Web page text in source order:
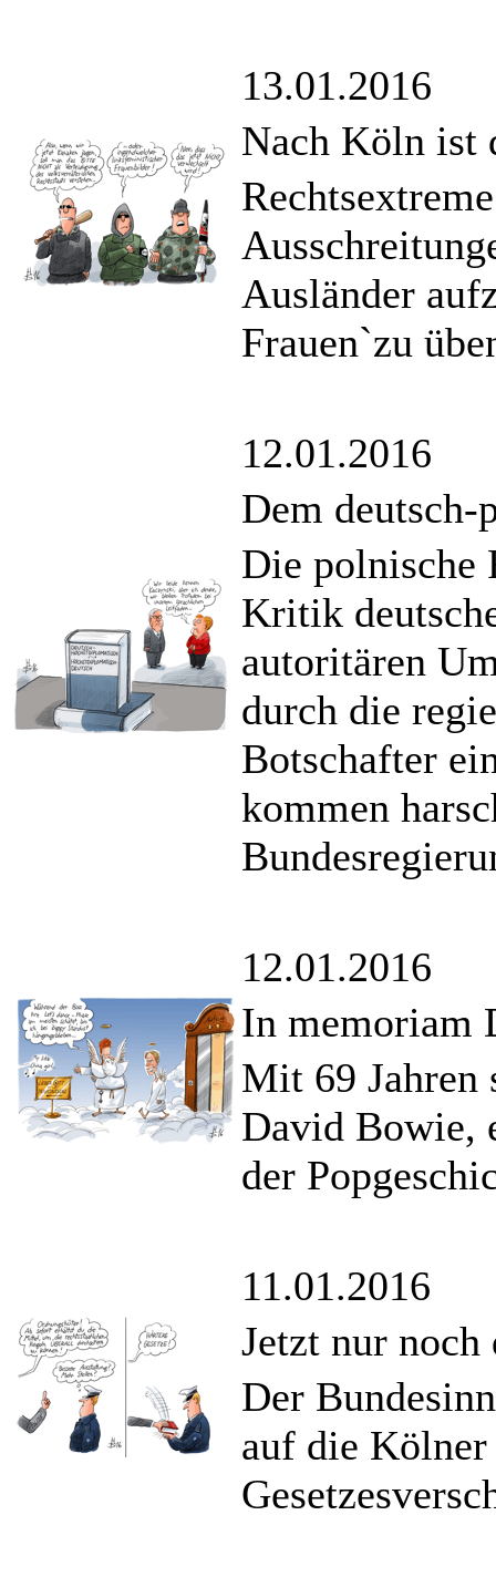
13.01.2016
Nach Köln ist
Ausländer
Frauen`zu
12.01.2016
Dem deutsch-
Die polnische
Kritik
autoritären
durch die
Botschafter
kommen
12.01.2016
In memoriam
Mit 69
David Bowie,
der
11.01.2016
Jetzt nur noch
Der
auf die Kölner